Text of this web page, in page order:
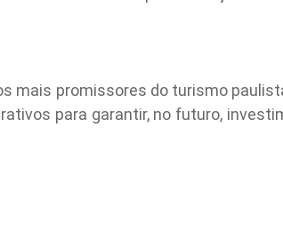
mais promissores do turismo
para garantir, no futuro,